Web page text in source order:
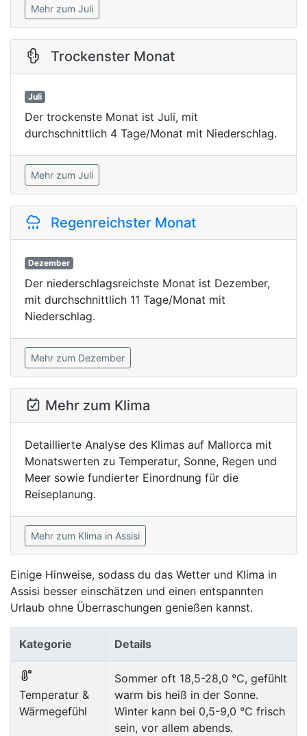
Mehr zum Juli
Trockenster Monat
Juli
Der trockenste Monat ist Juli, mit
durchschnittlich 4 Tage/Monat mit Niederschlag.
Mehr zum Juli
Regenreichster Monat
Dezember
Der niederschlagsreichste Monat ist Dezember,
mit durchschnittlich 11 Tage/Monat mit
Niederschlag.
Mehr zum Dezember
Mehr zum Klima
Detaillierte Analyse des Klimas auf Mallorca mit
Monatswerten zu Temperatur, Sonne, Regen und
Meer sowie fundierter Einordnung für die
Reiseplanung.
Mehr zum Klima in Assisi
Einige Hinweise, sodass du das Wetter und Klima in
Assisi besser einschätzen und einen entspannten
Urlaub ohne Überraschungen genießen kannst.
Kategorie Details
Temperatur &
Wärmegefühl
Sommer oft 18,5-28,0 °C, gefühlt
warm bis heiß in der Sonne.
Winter kann bei 0,5-9,0 °C frisch
sein, vor allem abends.